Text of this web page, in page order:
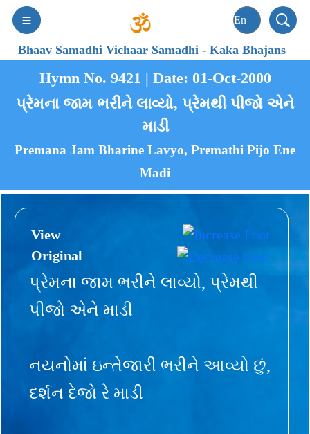
Bhaav Samadhi Vichaar Samadhi-Kaka Bhajans
Hymn No. 9421 | Date: 01-Oct-2000
પ્રેમના જામ ભરીને લાવ્યો, પ્રેમથી પીજો એને
માડી
Premana Jam Bharine Lavyo, Premathi Pijo Ene
Madi
View
Original
પ્રેમના જામ ભરીને લાવ્યો, પ્રેમથી
પીજો એને માડી
નયનોમાં ઇન્તેજારી ભરીને આવ્યો છું,
દર્શન દેજો રે માડી